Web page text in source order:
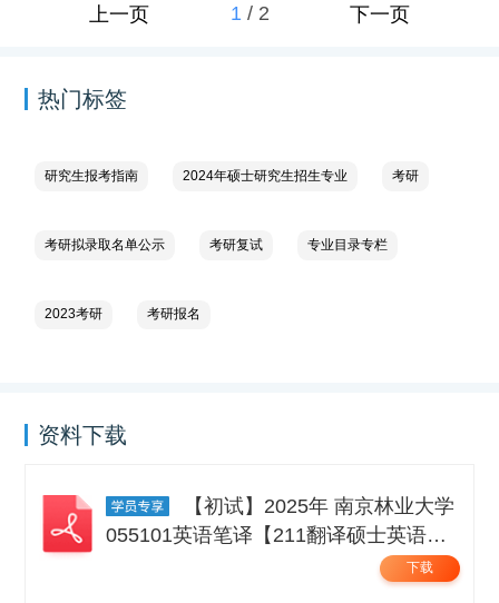
上一页 1 / 2 下一页
热门标签
研究生报考指南 2024年硕士研究生招生专业 考研
考研拟录取名单公示 考研复试 专业目录专栏
2023考研 考研报名
资料下载
055101英语笔译【211翻译硕士英语】
下载